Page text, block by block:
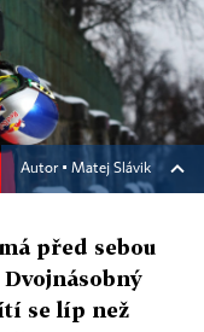
Autor ▪ Matej Slávik
před sebou
se líp než